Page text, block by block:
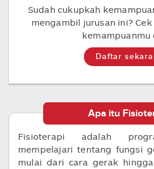
Sudah cukupkah
mengambil jurusan ini?
kemampuanmu
Daftar
Apa itu
Fisioterapi adalah
mempelajari tentang fungsi
mulai dari cara gerak